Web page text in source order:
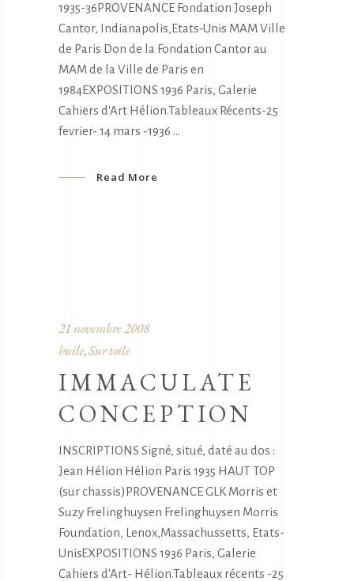
1935-36PROVENANCE Fondation Joseph
Cantor, Indianapolis,Etats-Unis MAM Ville
de Paris Don de la Fondation Cantor au
MAM de la Ville de Paris en
1984EXPOSITIONS 1936 Paris, Galerie
Cahiers d'Art Hélion.Tableaux Récents-25
fevrier- 14 mars -1936
Read More
21 novembre 2008
huile, Sur toile
IMMACULATE
CONCEPTION
INSCRIPTIONS Signé, situé, daté au dos :
Jean Hélion Hélion Paris 1935 HAUT TOP
(sur chassis)PROVENANCE GLK Morris et
Suzy Frelinghuysen Frelinghuysen Morris
Foundation, Lenox,Massachussetts, Etats-
UnisEXPOSITIONS 1936 Paris, Galerie
Cahiers d'Art- Hélion.Tableaux récents -25